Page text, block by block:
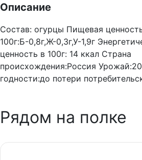
Описание
Состав: огурцы Пищевая
100г:Б-0,8г,Ж-0,3г,У-1,9г
ценность в 100г: 14 ккал Страна
происхождения:Россия
годности:до потери
Рядом на полке